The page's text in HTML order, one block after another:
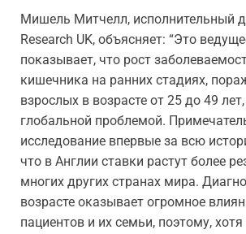
Мишель Митчелл, исполнительный
Research UK, объясняет: “Это
показывает, что рост
кишечника на ранних стадиях,
взрослых в возрасте от 25 до 49
глобальной проблемой.
исследование впервые за всю
что в Англии ставки растут более
многих других странах мира.
возрасте оказывает огромное
пациентов и их семьи, поэтому,